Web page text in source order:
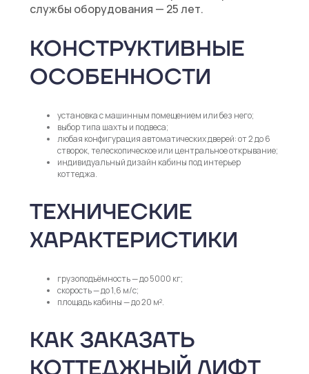
службы оборудования — 25 лет.
КОНСТРУКТИВНЫЕ
ОСОБЕННОСТИ
установка с машинным помещением или без него;
выбор типа шахты и подвеса;
любая конфигурация автоматических дверей: от 2 до 6
створок, телескопическое или центральное открывание;
индивидуальный дизайн кабины под интерьер
коттеджа.
ТЕХНИЧЕСКИЕ
ХАРАКТЕРИСТИКИ
грузоподъёмность — до 5000 кг;
скорость — до 1,6 м/с;
площадь кабины — до 20 м².
КАК ЗАКАЗАТЬ